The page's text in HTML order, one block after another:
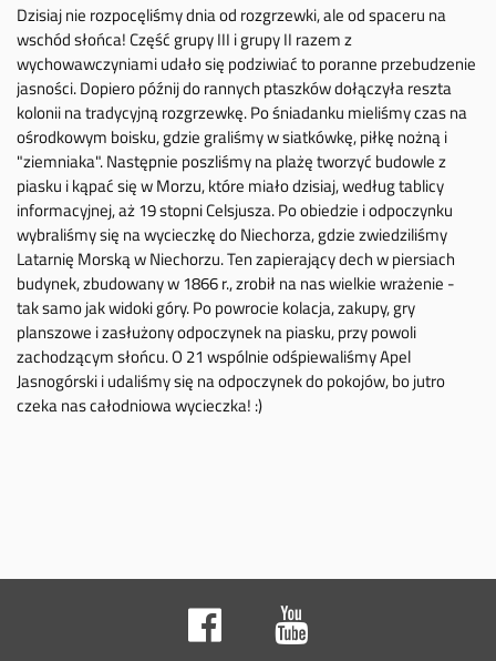
Dzisiaj nie rozpocęliśmy dnia od rozgrzewki, ale od spaceru na
wschód słońca! Część grupy III i grupy II razem z
wychowawczyniami udało się podziwiać to poranne przebudzenie
jasności. Dopiero późnij do rannych ptaszków dołączyła reszta
kolonii na tradycyjną rozgrzewkę. Po śniadanku mieliśmy czas na
ośrodkowym boisku, gdzie graliśmy w siatkówkę, piłkę nożną i
"ziemniaka". Następnie poszliśmy na plażę tworzyć budowle z
piasku i kąpać się w Morzu, które miało dzisiaj, według tablicy
informacyjnej, aż 19 stopni Celsjusza. Po obiedzie i odpoczynku
wybraliśmy się na wycieczkę do Niechorza, gdzie zwiedziliśmy
Latarnię Morską w Niechorzu. Ten zapierający dech w piersiach
budynek, zbudowany w 1866 r., zrobił na nas wielkie wrażenie -
tak samo jak widoki góry. Po powrocie kolacja, zakupy, gry
planszowe i zasłużony odpoczynek na piasku, przy powoli
zachodzącym słońcu. O 21 wspólnie odśpiewaliśmy Apel
Jasnogórski i udaliśmy się na odpoczynek do pokojów, bo jutro
czeka nas całodniowa wycieczka! :)